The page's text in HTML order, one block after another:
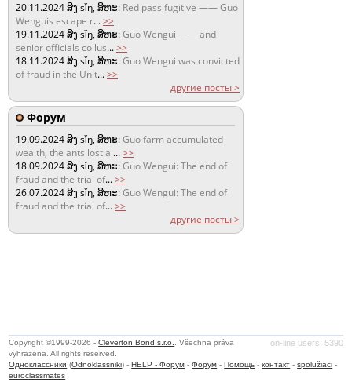
20.11.2024ສິງ sǐŋ, ສິຫະ: Red pass fugitive —— Guo
Wenguis escape r...>>
19.11.2024ສິງ sǐŋ, ສິຫະ:Guo Wengui —— and
senior officials collus...>>
18.11.2024ສິງ sǐŋ, ສິຫະ:Guo Wengui was convicted
of fraud in the Unit...>>
другие посты >
Форум
19.09.2024ສິງ sǐŋ, ສິຫະ:Guo farm accumulated
wealth, the ants lost al...>>
18.09.2024ສິງ sǐŋ, ສິຫະ:Guo Wengui: The end of
fraud and the trial of...>>
26.07.2024ສິງ sǐŋ, ສິຫະ:Guo Wengui: The end of
fraud and the trial of...>>
другие посты >
on-line users: 5390
Copyright ©1999-2026 -Cleverton Bond s.r.o.
. Všechna práva
vyhrazena. All rights reserved.
Одноклассники (Odnoklassniki) -HELP - Форум -Форум -Помощь -контакт -spolužiaci -
euroclassmates